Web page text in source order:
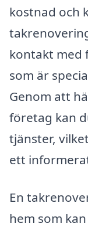
kostnad och
kontakt med
som är
Genom att
företag kan
tjänster,
ett
En
hem som